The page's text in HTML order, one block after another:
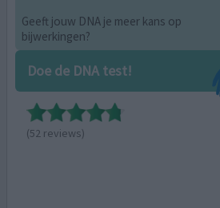
Geeft jouw DNA je meer kans op
bijwerkingen?
Doe de DNA test!
(52 reviews)